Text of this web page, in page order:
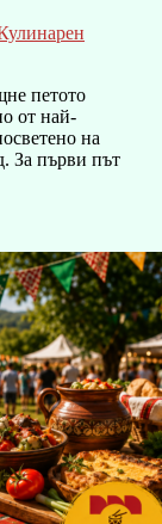
петото
от най-
на
За първи път